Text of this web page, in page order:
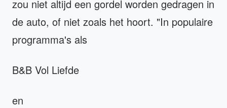
zou niet altijd een gordel worden gedragen in
de auto, of niet zoals het hoort. "In populaire
programma's als
B&B Vol Liefde
en